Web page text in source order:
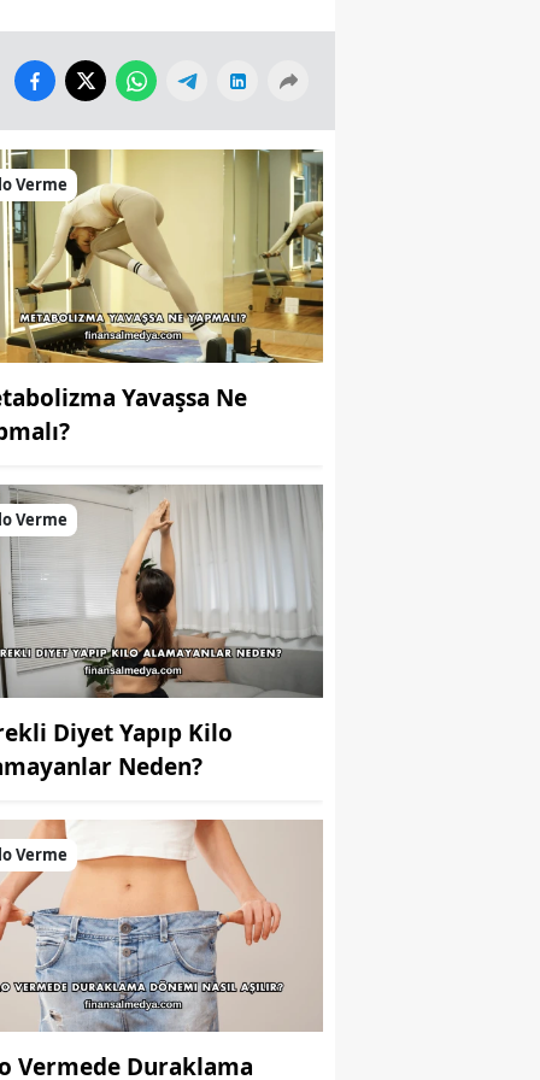
Verme
Yavaşsa Ne
Verme
Diyet Yapıp Kilo
Neden?
Verme
Vermede Duraklama